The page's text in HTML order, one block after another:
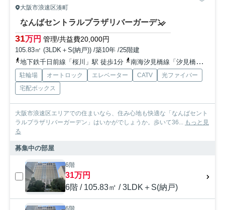
大阪市浪速区湊町
なんばセントラルプラザリバーガーデン
31万円 管理/共益費20,000円
105.83㎡ (3LDK＋S(納戸)) /築10年 /25階建
地下鉄千日前線「桜川」駅 徒歩1分
南海汐見橋線「汐見橋」駅 徒歩9分
駐輪場 オートロック エレベーター CATV
光ファイバー
宅配ボックス
大阪市浪速区エリアでの住まいなら、住み心地も快適な「なんばセント
ラルプラザリバーガーデン」はいかがでしょうか。歩いて36...
もっと見
る
募集中の部屋
6階
31万円
6階 / 105.83㎡ / 3LDK＋S(納戸)
6階